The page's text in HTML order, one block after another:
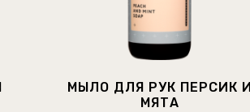
МЫЛО ДЛЯ РУК ПЕРСИК И
МЯТА